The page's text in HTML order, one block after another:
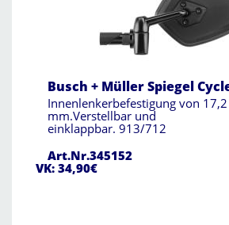
Busch + Müller Spiegel
Innenlenkerbefestigung von
mm.Verstellbar und
einklappbar. 913/712
Art.Nr.345152
VK: 34,90€